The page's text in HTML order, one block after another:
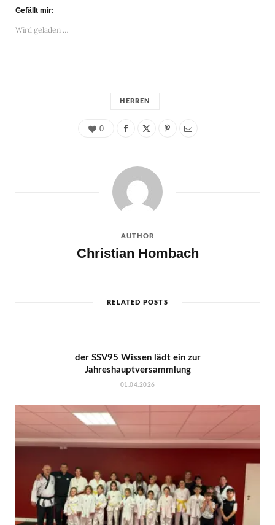
Gefällt mir:
Wird geladen …
HERREN
0
AUTHOR
Christian Hombach
RELATED POSTS
der SSV95 Wissen lädt ein zur
Jahreshauptversammlung
01.04.2026